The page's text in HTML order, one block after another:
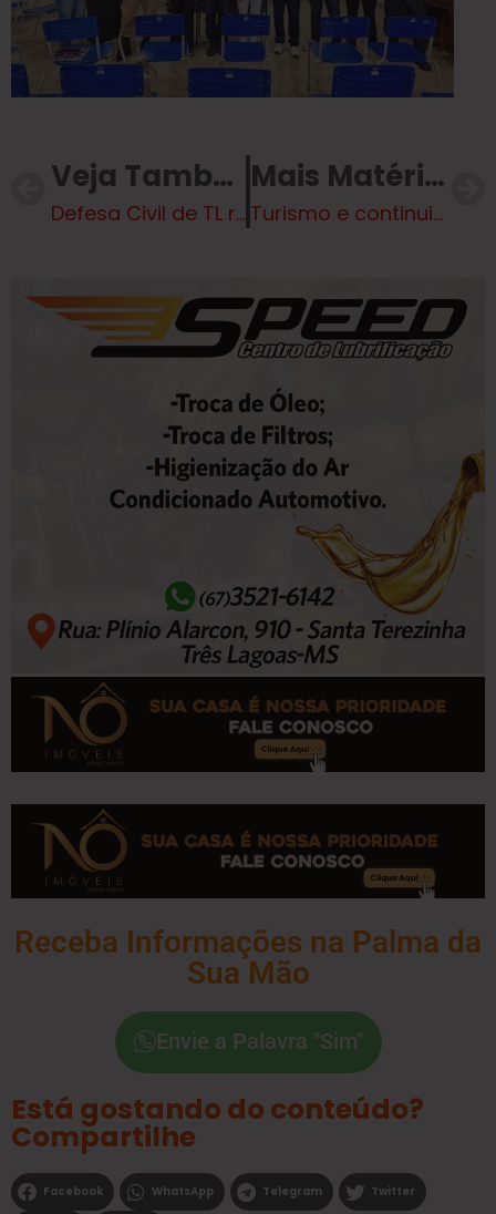
Veja Também
Defesa Civil de TL realiza visita técnica ao CEMADEM para fortalecer estratégias de prevenção a desastres
Mais Matérias
Turismo e continuidade de voos no aeroporto de Três Lagoas são tema de reunião com Eduardo Rocha
Receba Informações na Palma da
Sua Mão
Envie a Palavra "Sim"
Está gostando do conteúdo?
Compartilhe
Facebook WhatsApp Telegram Twitter